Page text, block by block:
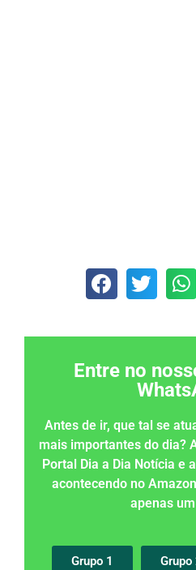
Entre no
Antes de ir, que tal se
mais importantes do dia?
Portal Dia a Dia Notícia e
acontecendo no
apenas
Grupo 1 Grupo